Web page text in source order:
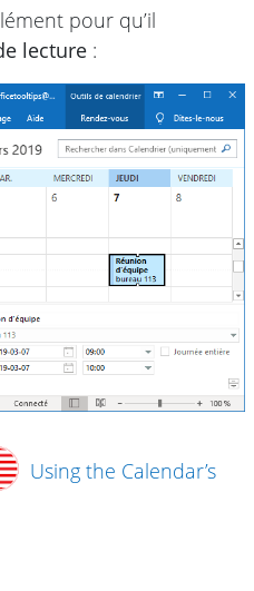
pour qu’il
lecture :
Using the Calendar’s